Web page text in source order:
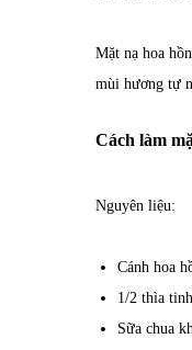
Mặt nạ hoa
mùi hương tự
Cách làm
Nguyên liệu:
Cánh hoa
1/2 thìa
Sữa chua